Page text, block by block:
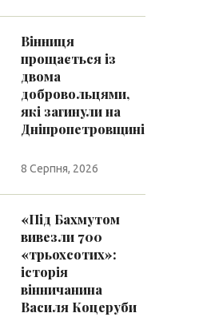
Вінниця
прощається із
двома
добровольцями,
які загинули на
Дніпропетровщині
8 Серпня, 2026
«Під Бахмутом
вивезли 700
«трьохсотих»:
історія
вінничанина
Василя Коцеруби